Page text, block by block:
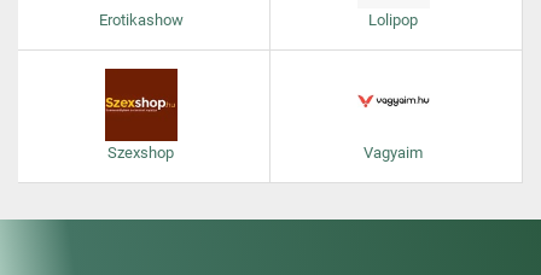
Erotikashow Lolipop
Szexshop Vagyaim